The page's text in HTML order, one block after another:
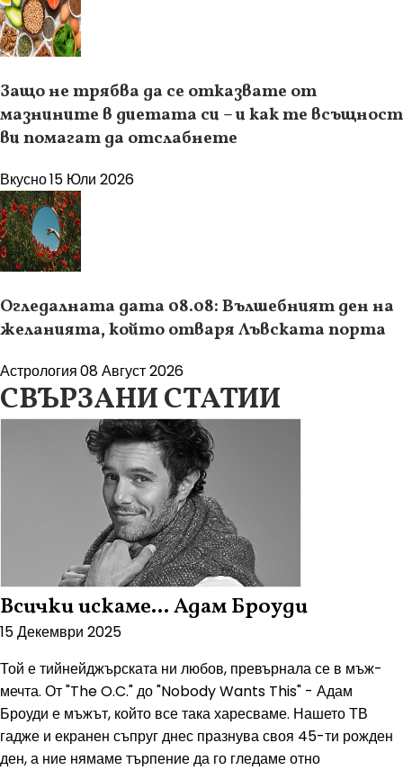
Защо не трябва да се отказвате от
мазнините в диетата си – и как те всъщност
ви помагат да отслабнете
Вкусно15 Юли 2026
Огледалната дата 08.08: Вълшебният ден на
желанията, който отваря Лъвската порта
Астрология08 Август 2026
СВЪРЗАНИ СТАТИИ
Всички искаме... Адам Броуди
15 Декември 2025
Той е тийнейджърската ни любов, превърнала се в мъж-
мечта. От "The O.C." до "Nobody Wants This" - Адам
Броуди е мъжът, който все така харесваме. Нашето ТВ
гадже и екранен съпруг днес празнува своя 45-ти рожден
ден, а ние нямаме търпение да го гледаме отно